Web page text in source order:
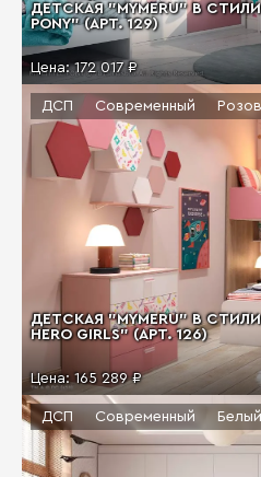
ДЕТСКАЯ "MYMERU" В
PONY" (АРТ. 129)
Цена:172 017 ₽
ДЕТСКАЯ "MYMERU" В
HERO GIRLS" (АРТ. 126)
Цена:165 289 ₽
ДСП Современный
ДСП Современный Белый